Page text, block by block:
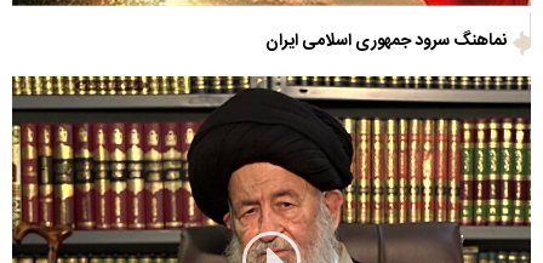
نماهنگ سرود جمهوری اسلامی ایران